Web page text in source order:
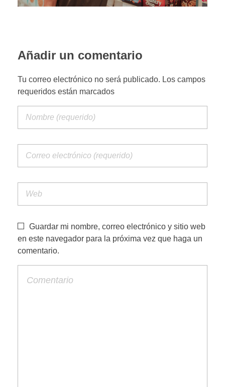
Añadir un comentario
Tu correo electrónico no será publicado. Los campos
requeridos están marcados
Guardar mi nombre, correo electrónico y sitio web
en este navegador para la próxima vez que haga un
comentario.